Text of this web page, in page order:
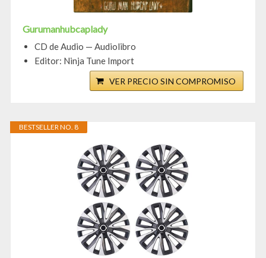
Gurumanhubcaplady
CD de Audio — Audiolibro
Editor: Ninja Tune Import
VER PRECIO SIN COMPROMISO
BESTSELLER NO. 8